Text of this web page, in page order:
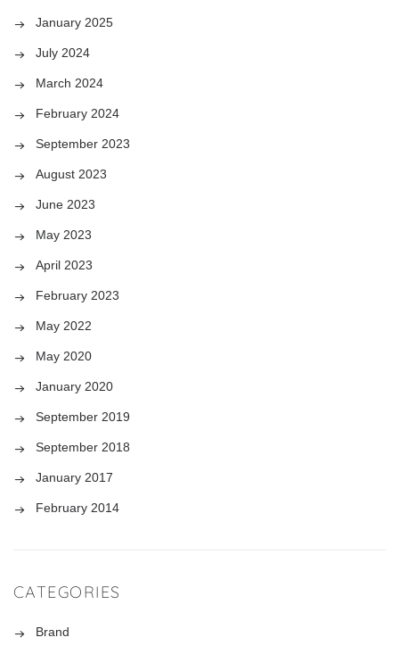
January 2025
July 2024
March 2024
February 2024
September 2023
August 2023
June 2023
May 2023
April 2023
February 2023
May 2022
May 2020
January 2020
September 2019
September 2018
January 2017
February 2014
CATEGORIES
Brand